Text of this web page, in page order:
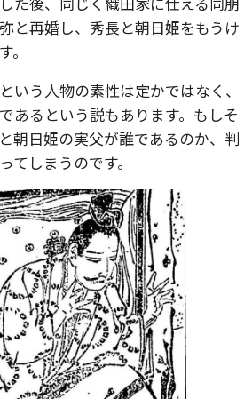
と再婚し、秀長と朝日姫をもうけ
いう人物の素性は定かではなく、
あるという説もあります。もしそ
朝日姫の実父が誰であるのか、判
てしまうのです。